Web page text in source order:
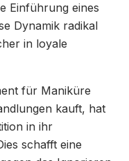
Einführung eines
Dynamik radikal
in loyale
für Maniküre
kauft, hat
in ihr
schafft eine